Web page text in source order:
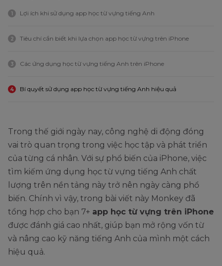
1 Lợi ích khi sử dụng app học từ vựng tiếng Anh
2 Tiêu chí cần biết khi lựa chọn app học từ vựng trên iPhone
3 Các ứng dụng học từ vựng tiếng Anh trên iPhone
4 Bí quyết sử dụng app học từ vựng tiếng Anh hiệu quả
Trong thế giới ngày nay, công nghệ di động đóng
vai trò quan trọng trong việc học tập và phát triển
của từng cá nhân. Với sự phổ biến của iPhone, việc
tìm kiếm ứng dụng học từ vựng tiếng Anh chất
lượng trên nền tảng này trở nên ngày càng phổ
biến. Chính vì vậy, trong bài viết này Monkey đã
tổng hợp cho bạn 7+ app học từ vựng trên iPhone
được đánh giá cao nhất, giúp bạn mở rộng vốn từ
và nâng cao kỹ năng tiếng Anh của mình một cách
hiệu quả.